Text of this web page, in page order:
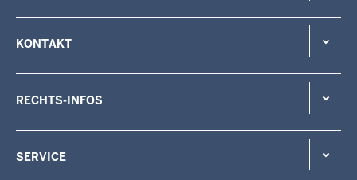
KONTAKT
RECHTS-INFOS
SERVICE